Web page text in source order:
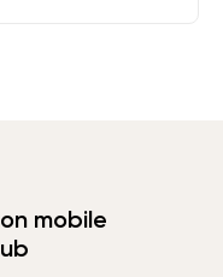
mobile